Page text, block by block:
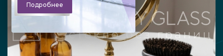
Подробнее